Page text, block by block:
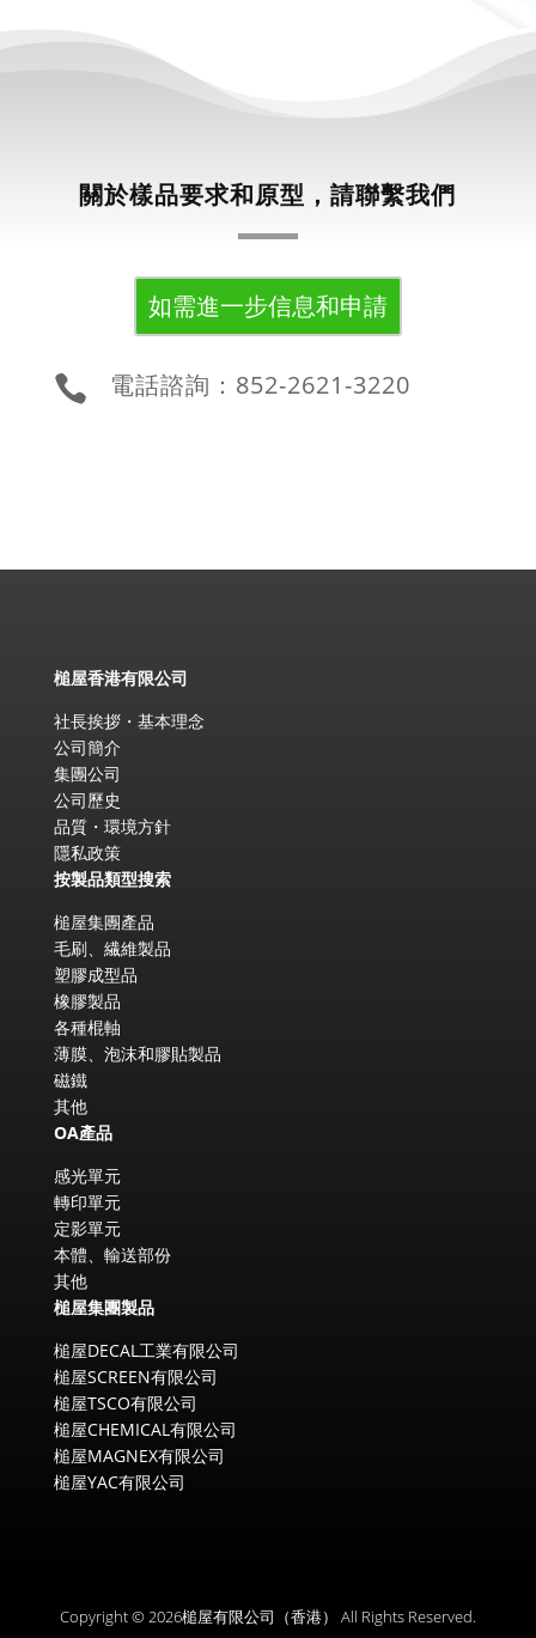
關於樣品要求和原型，請聯繫我們
如需進一步信息和申請
 電話諮詢：852-2621-3220
槌屋香港有限公司
社長挨拶・基本理念
公司簡介
集團公司
公司歷史
品質・環境方針
隱私政策
按製品類型搜索
槌屋集團產品
毛刷、繊維製品
塑膠成型品
橡膠製品
各種棍軸
薄膜、泡沫和膠貼製品
磁鐵
其他
OA產品
感光單元
轉印單元
定影單元
本體、輸送部份
其他
槌屋集團製品
槌屋DECAL工業有限公司
槌屋SCREEN有限公司
槌屋TSCO有限公司
槌屋CHEMICAL有限公司
槌屋MAGNEX有限公司
槌屋YAC有限公司
Copyright © 2026槌屋有限公司（香港） All Rights Reserved.